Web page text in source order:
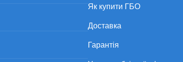
Як купити ГБО
Доставка
Гарантія